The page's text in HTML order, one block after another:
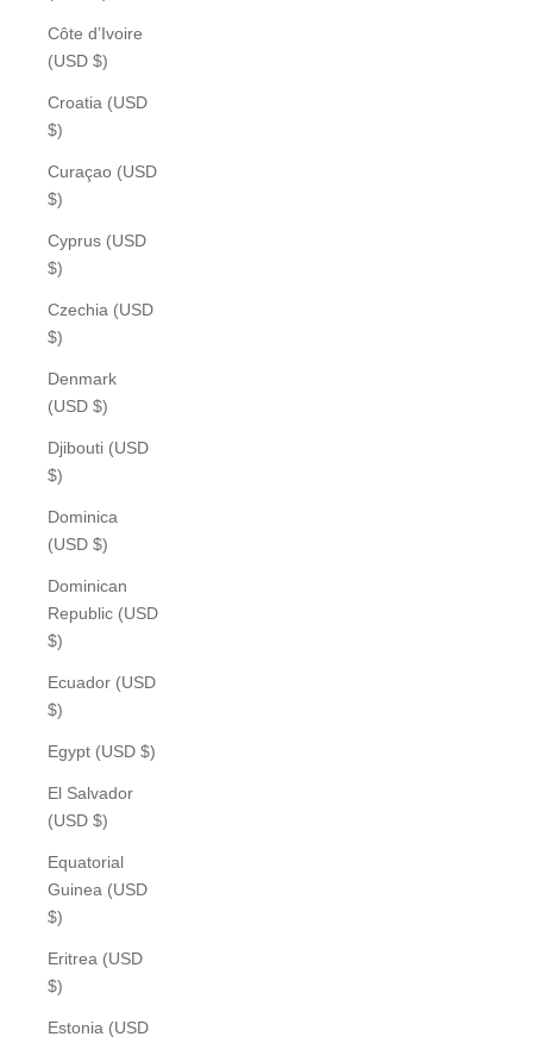
Côte d’Ivoire
(USD $)
Croatia (USD
$)
Curaçao (USD
$)
Cyprus (USD
$)
Czechia (USD
$)
Denmark
(USD $)
Djibouti (USD
$)
Dominica
(USD $)
Dominican
Republic (USD
$)
Ecuador (USD
$)
Egypt (USD $)
El Salvador
(USD $)
Equatorial
Guinea (USD
$)
Eritrea (USD
$)
Estonia (USD